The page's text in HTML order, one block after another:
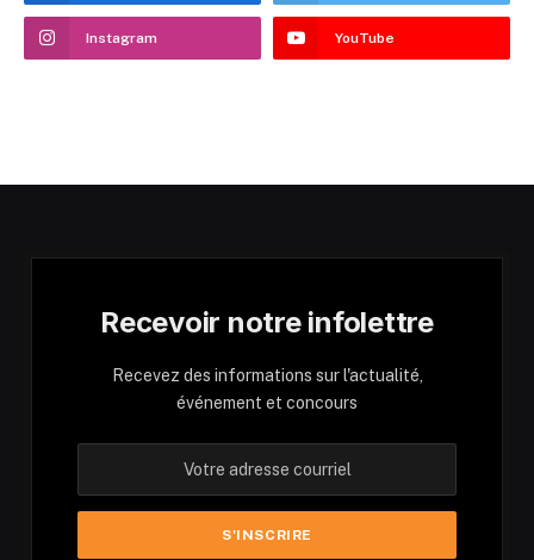
Instagram YouTube
Recevoir notre infolettre
Recevez des informations sur l'actualité,
événement et concours